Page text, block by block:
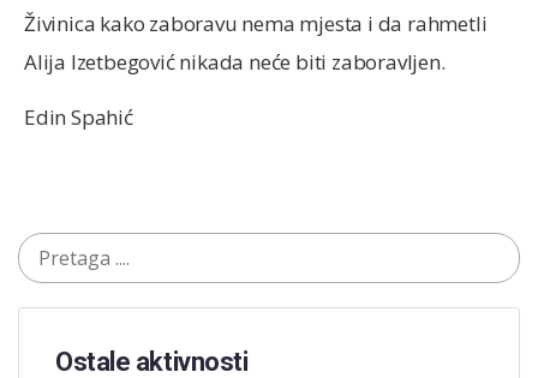
Živinica kako zaboravu nema mjesta i da rahmetli
Alija Izetbegović nikada neće biti zaboravljen.
Edin Spahić
Ostale aktivnosti